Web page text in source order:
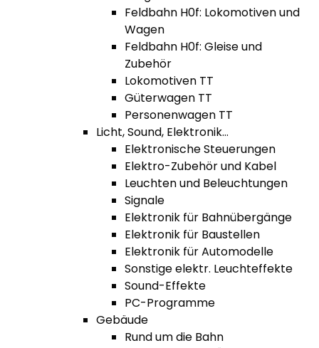
Feldbahn H0f: Lokomotiven und
Wagen
Feldbahn H0f: Gleise und
Zubehör
Lokomotiven TT
Güterwagen TT
Personenwagen TT
Licht, Sound, Elektronik...
Elektronische Steuerungen
Elektro-Zubehör und Kabel
Leuchten und Beleuchtungen
Signale
Elektronik für Bahnübergänge
Elektronik für Baustellen
Elektronik für Automodelle
Sonstige elektr. Leuchteffekte
Sound-Effekte
PC-Programme
Gebäude
Rund um die Bahn